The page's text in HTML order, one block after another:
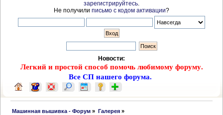
зарегистрируйтесь
Не получили письмо с кодом активации?
Новости:
Легкий и простой способ помочь любимому форуму.
Все СП нашего форума.
Машинная вышивка - Форум » Галерея»